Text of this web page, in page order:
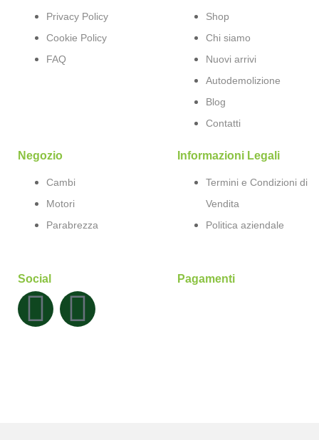
Privacy Policy
Cookie Policy
FAQ
Shop
Chi siamo
Nuovi arrivi
Autodemolizione
Blog
Contatti
Negozio
Cambi
Motori
Parabrezza
Informazioni Legali
Termini e Condizioni di
Vendita
Politica aziendale
Social Pagamenti